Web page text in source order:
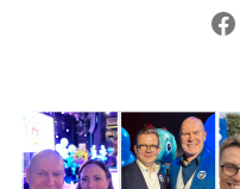
Facebook